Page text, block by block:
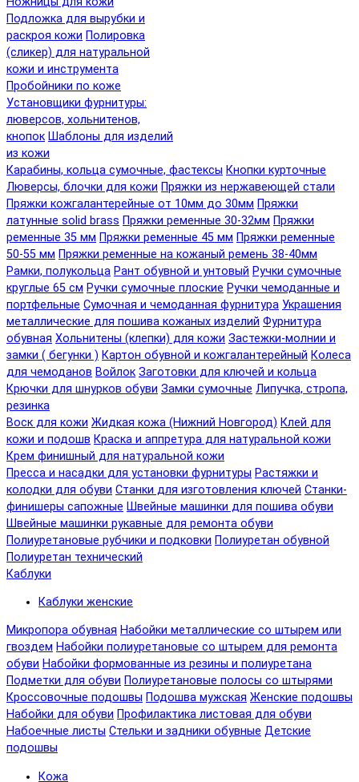
Подложка для вырубки и
раскроя кожи Полировка
(сликер) для натуральной
кожи и инструмента
Пробойники по коже
Установщики фурнитуры:
люверсов, хольнитенов,
кнопок Шаблоны для изделий
из кожи
Карабины, кольца сумочные, фастексы Кнопки курточные
Люверсы, блочки для кожи Пряжки из нержавеющей стали
Пряжки кожгалантерейные от 10мм до 30мм Пряжки
латунные solid brass Пряжки ременные 30-32мм Пряжки
ременные 35 мм Пряжки ременные 45 мм Пряжки ременные
50-55 мм Пряжки ременные на кожаный ремень 38-40мм
Рамки, полукольца Рант обувной и унтовый Ручки сумочные
круглые 65 см Ручки сумочные плоские Ручки чемоданные и
портфельные Сумочная и чемоданная фурнитура Украшения
металлические для пошива кожаных изделий Фурнитура
обувная Хольнитены (клепки) для кожи Застежки-молнии и
замки ( бегунки ) Картон обувной и кожгалантерейный Колеса
для чемоданов Войлок Заготовки для ключей и кольца
Крючки для шнурков обуви Замки сумочные Липучка, стропа,
резинка
Воск для кожи Жидкая кожа (Нижний Новгород) Клей для
кожи и подошв Краска и аппретура для натуральной кожи
Крем финишный для натуральной кожи
Пресса и насадки для установки фурнитуры Растяжки и
колодки для обуви Станки для изготовления ключей Станки-
финишеры сапожные Швейные машинки для пошива обуви
Швейные машинки рукавные для ремонта обуви
Полиуретановые рубчики и подковки Полиуретан обувной
Полиуретан технический
Каблуки
Каблуки женские
Микропора обувная Набойки металлические со штырем или
гвоздем Набойки полиуретановые со штырем для ремонта
обуви Набойки формованные из резины и полиуретана
Подметки для обуви Полиуретановые полосы со штырями
Кроссовочные подошвы Подошва мужская Женские подошвы
Набойки для обуви Профилактика листовая для обуви
Набоечные листы Стельки и задники обувные Детские
подошвы
Кожа